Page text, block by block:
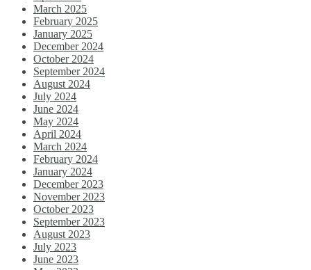
March 2025
February 2025
January 2025
December 2024
October 2024
September 2024
August 2024
July 2024
June 2024
May 2024
April 2024
March 2024
February 2024
January 2024
December 2023
November 2023
October 2023
September 2023
August 2023
July 2023
June 2023